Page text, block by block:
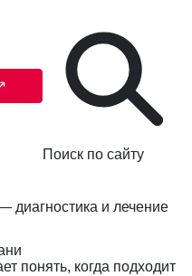
Поиск по сайту
диагностика и лечение
понять, когда подходит